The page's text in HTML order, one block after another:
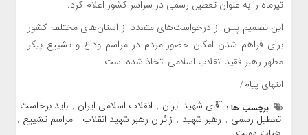
تیرماه را به عنوان تعطیل رسمی در سراسر کشور اعلام کرد.
این تصمیم پس از درخواست‌های متعدد از استان‌های مختلف کشور
برای فراهم شدن امکان حضور مردم در مراسم وداع و تشییع پیکر
مطهر رهبر فقید انقلاب اسلامی اتخاذ شده است.
انتهای پیام/
برچسب ها : آقای شهید ایران , انقلاب اسلامی ایران , باید برخاست
تعطیل رسمی , رهبر شهید , زائران رهبر شهید انقلاب , مراسم تشییع ,